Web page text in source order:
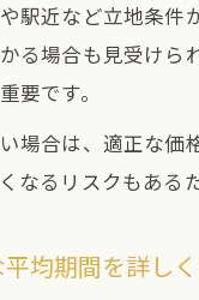
駅近など立地条件
る場合も見受け
要です。
場合は、適正な価
なるリスクもある
均期間を詳し